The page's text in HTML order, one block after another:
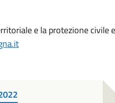
e la protezione civile e